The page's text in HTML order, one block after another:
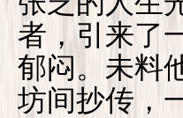
者，引来了
郁闷。未料
坊间抄传，